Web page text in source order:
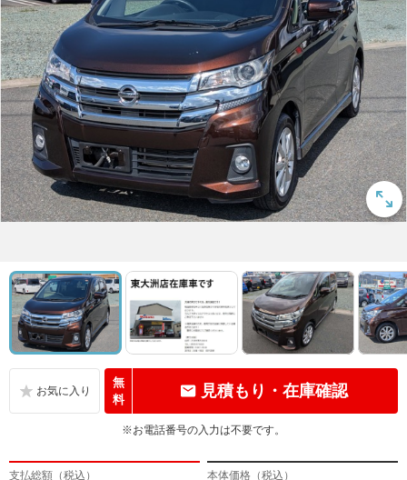
無
料
見積もり・在庫確認
※お電話番号の入力は不要です。
支払総額（税込） 本体価格（税込）